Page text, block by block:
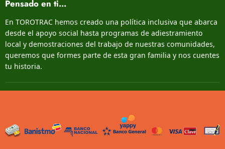
Pensado en ti...
En TOROTRAC hemos creado una política inclusiva que abarca
desde el apoyo social hasta programas de adiestramiento
local y demostraciones del trabajo de nuestras comunidades,
queremos que formes parte de esta gran familia y nos cuentes
tu historia.